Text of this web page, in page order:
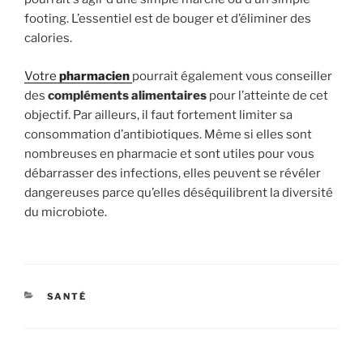
footing. L’essentiel est de bouger et d’éliminer des
calories.
Votre pharmacien pourrait également vous conseiller
des compléments alimentaires pour l’atteinte de cet
objectif. Par ailleurs, il faut fortement limiter sa
consommation d’antibiotiques. Même si elles sont
nombreuses en pharmacie et sont utiles pour vous
débarrasser des infections, elles peuvent se révéler
dangereuses parce qu’elles déséquilibrent la diversité
du microbiote.
CATÉGORIES
SANTÉ